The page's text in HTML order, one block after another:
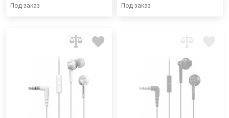
Под заказ Под заказ